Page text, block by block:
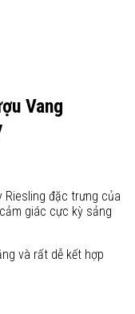
Vang
Riesling đặc trưng của
giác cực kỳ sảng
và rất dễ kết hợp